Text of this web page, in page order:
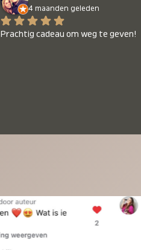
4 maanden geleden
Prachtig cadeau om weg te geven!